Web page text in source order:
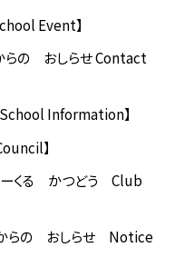
Event】
らの おしらせ Contact
Information】
】
さーくる かつどう Club
からの おしらせ Notice